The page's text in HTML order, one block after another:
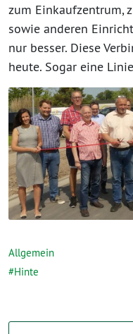
zum Einkaufzentrum,
sowie anderen
nur besser. Diese
heute. Sogar eine
Allgemein
Hinte